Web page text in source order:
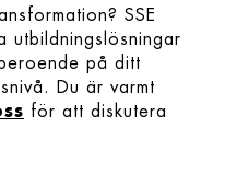
SSE
utbildningslösningar
på ditt
Du är varmt
för att diskutera